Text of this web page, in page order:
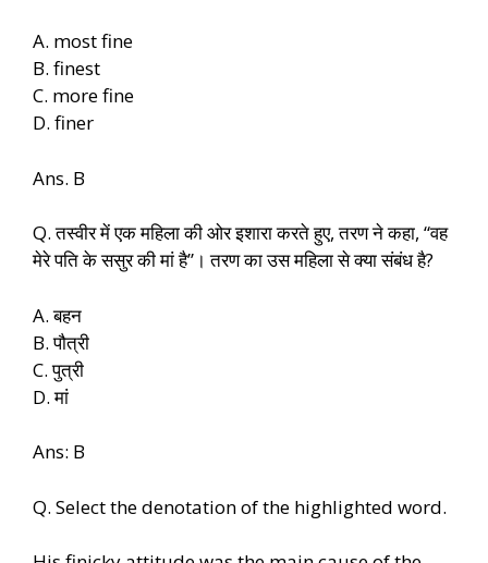
A. most fine
B. finest
C. more fine
D. finer
Ans. B
Q. तस्वीर में एक महिला की ओर इशारा करते हुए, तरण ने कहा, “वह
मेरे पति के ससुर की मां है”। तरण का उस महिला से क्या संबंध है?
A. बहन
B. पौत्री
C. पुत्री
D. मां
Ans: B
Q. Select the denotation of the highlighted word.